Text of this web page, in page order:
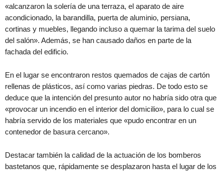
«alcanzaron la solería de una terraza, el aparato de aire
acondicionado, la barandilla, puerta de aluminio, persiana,
cortinas y muebles, llegando incluso a quemar la tarima del suelo
del salón». Además, se han causado daños en parte de la
fachada del edificio.
En el lugar se encontraron restos quemados de cajas de cartón
rellenas de plásticos, así como varias piedras. De todo esto se
deduce que la intención del presunto autor no habría sido otra que
«provocar un incendio en el interior del domicilio», para lo cual se
habría servido de los materiales que «pudo encontrar en un
contenedor de basura cercano».
Destacar también la calidad de la actuación de los bomberos
bastetanos que, rápidamente se desplazaron hasta el lugar de los